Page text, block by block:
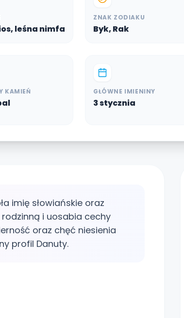
leśna nimfa
ZNAK ZODIAKU
Byk, Rak
KAMIEŃ GŁÓWNE IMIENINY
3 stycznia
imię słowiańskie oraz
rodzinną i uosabia cechy
oraz chęć niesienia
profil Danuty.